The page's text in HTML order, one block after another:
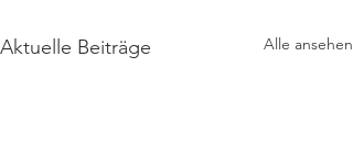
Aktuelle Beiträge Alle ansehen